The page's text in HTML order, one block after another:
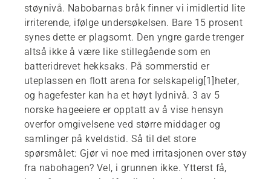
støynivå. Nabobarnas bråk finner vi imidlertid lite
irriterende, ifølge undersøkelsen. Bare 15 prosent
synes dette er plagsomt. Den yngre garde trenger
altså ikke å være like stillegående som en
batteridrevet hekksaks. På sommerstid er
uteplassen en flott arena for selskapelig[1]heter,
og hagefester kan ha et høyt lydnivå. 3 av 5
norske hageeiere er opptatt av å vise hensyn
overfor omgivelsene ved større middager og
samlinger på kveldstid. Så til det store
spørsmålet: Gjør vi noe med irritasjonen over støy
fra nabohagen? Vel, i grunnen ikke. Ytterst få,